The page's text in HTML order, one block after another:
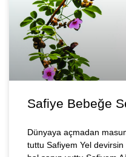
Safiye Bebeğe
Dünyaya açmadan
tuttu Safiyem Yel devirsin